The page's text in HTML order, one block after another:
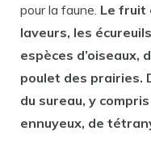
pour la faune. Le fruit
laveurs, les
espèces d’oiseaux,
poulet des prairies.
du sureau, y
ennuyeux, de